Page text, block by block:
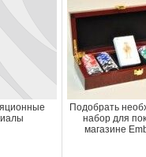
Подобрать
набор для
магазине